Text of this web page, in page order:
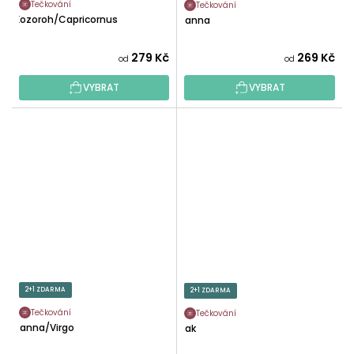
Tečkování
Kozoroh/Capricornus
od 279 Kč
VYBRAT
Tečkování
Panna
od 269 Kč
VYBRAT
2+1 ZDARMA
Tečkování
Panna/Virgo
2+1 ZDARMA
Tečkování
Rak